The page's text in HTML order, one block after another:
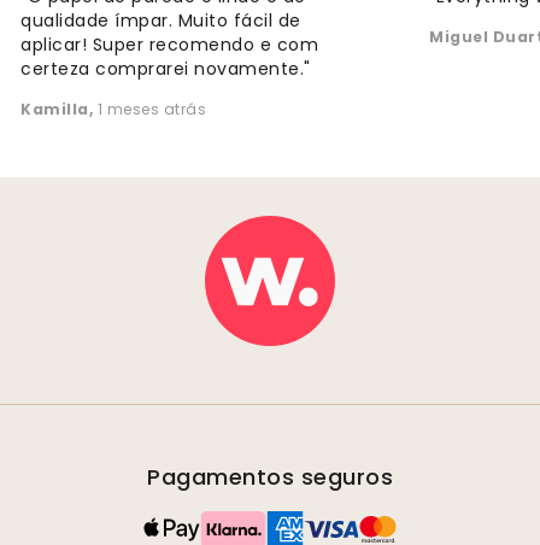
qualidade ímpar. Muito fácil de
aplicar! Super recomendo e com
certeza comprarei novamente."
Kamilla, 1 meses atrás
Miguel
Pagamentos seguros